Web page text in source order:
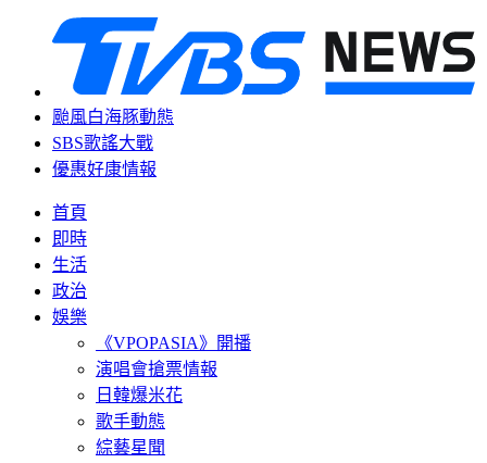
颱風白海豚動態
SBS歌謠大戰
優惠好康情報
首頁
即時
生活
政治
娛樂
《VPOPASIA》開播
演唱會搶票情報
日韓爆米花
歌手動態
綜藝星聞